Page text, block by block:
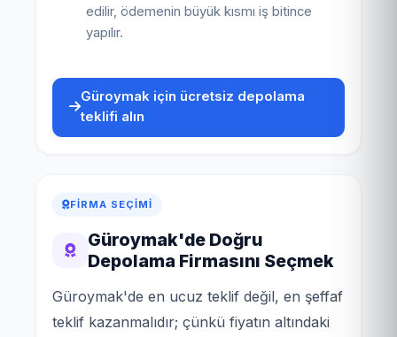
edilir, ödemenin büyük kısmı iş bitince
yapılır.
Güroymak için ücretsiz depolama
teklifi alın
FIRMA SEÇIMI
Güroymak'de Doğru
Depolama Firmasını Seçmek
Güroymak'de en ucuz teklif değil, en şeffaf
teklif kazanmalıdır; çünkü fiyatın altındaki